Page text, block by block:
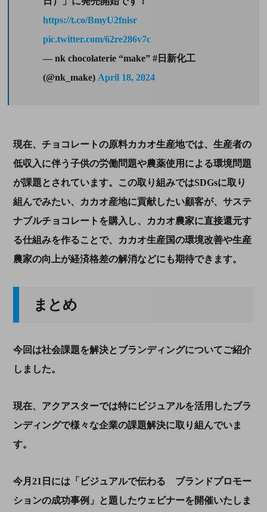
https://t.co/BmyU2fnisr
pic.twitter.com/62re286v7c
— nk chocolaterie “make” #日新化工
(@nk_make) April 18, 2024
現在、チョコレートの原料カカオ生産地では、生産者の
低収入に伴う子供の労働問題や農薬使用による環境問題
が課題とされています。この取り組みではSDGsに取り
組んでみたい、カカオ産地に貢献したい顧客が、サステ
ナブルチョコレートを購入し、カカオ農家に直接還元す
る仕組みを作ることで、カカオ生産国の環境改善や生産
農家の向上が経済格差の解消などにも期待できます。
まとめ
今回は社会課題を解決とブランディングについてご紹介
しました。
現在、アクアスターでは特にビジュアルを活用したブラ
ンディングで様々な企業の課題解決に取り組んでいま
す。
今月21日には「ビジュアルで伝わる ブランドプロモー
ションの成功事例」と題したウェビナーを開催いたしま